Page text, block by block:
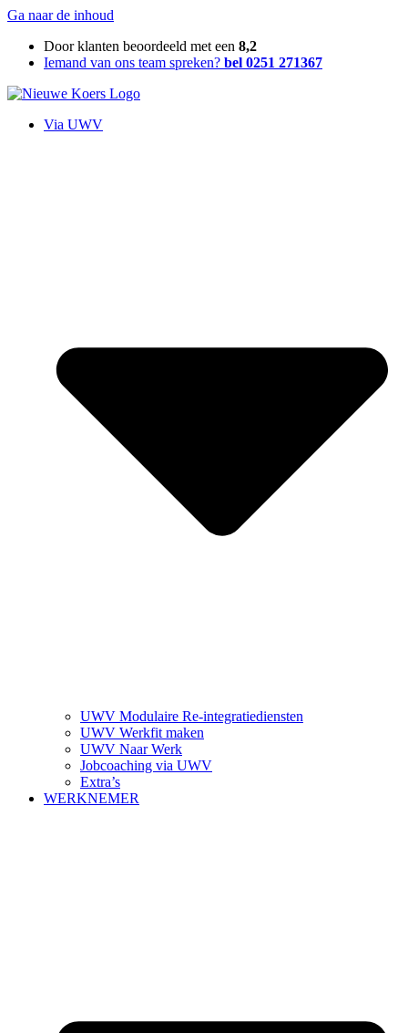
Ga naar de inhoud
Door klanten beoordeeld met een 8,2
Iemand van ons team spreken? bel 0251 271367
Via UWV
UWV Modulaire Re-integratiediensten
UWV Werkfit maken
UWV Naar Werk
Jobcoaching via UWV
Extra’s
WERKNEMER